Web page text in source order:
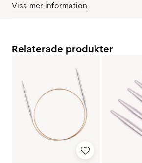
Visa mer information
Relaterade produkter